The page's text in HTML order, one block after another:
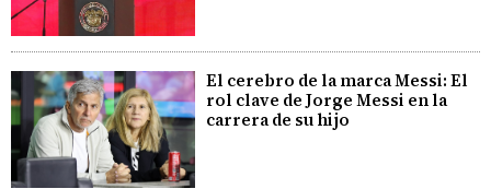
El cerebro de la marca Messi: El
rol clave de Jorge Messi en la
carrera de su hijo